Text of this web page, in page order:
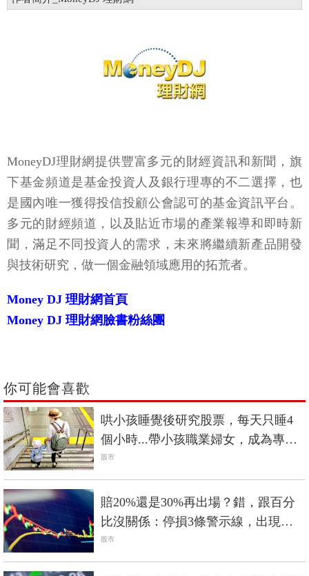
MoneyDJ理財網提供豐富多元的財經資訊和新聞，旗
下基金頻道是基金投資人及銀行理專的不二選擇，也
是國內唯一獲得投信投顧公會認可的基金資訊平台。
多元的財經頻道，以及貼近市場的產業報導和即時新
聞，滿足不同投資人的需求，未來將繼續新產品開發
與技術研究，做一個金融領域應用的拓荒者。
Money DJ 理財網首頁
Money DJ 理財網臉書粉絲團
你可能會喜歡
哄小孩睡覺後研究股票，每天只睡4
個小時...帶小孩職業婦女，成為專業
投資者
股市
賠20%還是30%再出場？錯，跟百分
比沒關係：停損3條警示線，出現就
收手
股市